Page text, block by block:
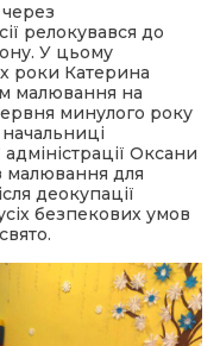
релокувався до
У цьому
роки Катерина
малювання на
минулого року
Оксани
малювання для
деокупації
безпекових умов